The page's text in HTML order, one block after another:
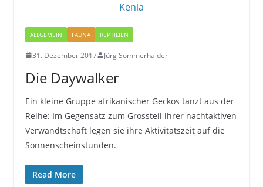
ALLGEMEIN FAUNA REPTILIEN
31. Dezember 2017 Jürg Sommerhalder
Die Daywalker
Ein kleine Gruppe afrikanischer Geckos tanzt aus der
Reihe: Im Gegensatz zum Grossteil ihrer nachtaktiven
Verwandtschaft legen sie ihre Aktivitätszeit auf die
Sonnenscheinstunden.
Read More